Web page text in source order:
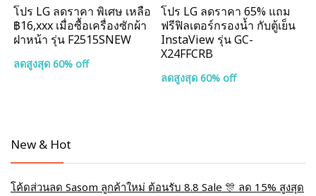
โปร LG ลดราคา พิเศษ เหลือ
฿16,xxx เมื่อซื้อเครื่องซักผ้า
ฝาหน้า รุ่น F2515SNEW
ลดสูงสุด 60% off
โปร LG ลดราคา 65% แถม
ฟรีฟิลเตอร์กรองน้ำ กับตู้เย็น
InstaView รุ่น GC-
X24FFCRB
ลดสูงสุด 60% off
New & Hot
โค้ดส่วนลด Sasom ลูกค้าใหม่ ต้อนรับ 8.8 Sale 🎊 ลด 15% สูงสุด